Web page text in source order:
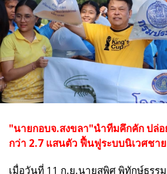
"นายกอบจ.สงขลา"นำทีมคึกคัก ปล่อ
กว่า 2.7 แสนตัว ฟื้นฟูระบบนิเวศชา
เมื่อวันที่ 11 ก.ย.นายสุพิศ พิทักษ์ธรร